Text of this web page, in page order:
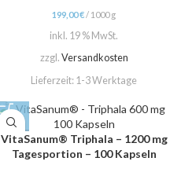
199,00€/ 1000 g
inkl. 19 % MwSt.
zzgl. Versandkosten
Lieferzeit: 1-3 Werktage
VitaSanum® Triphala – 1200 mg
Tagesportion – 100 Kapseln